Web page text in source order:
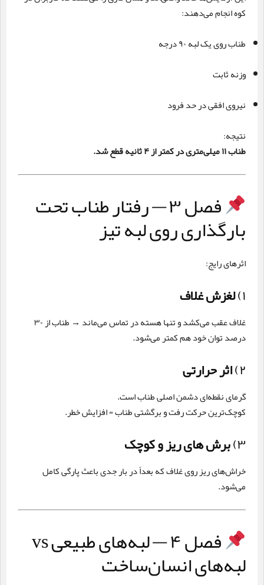
کوه انجام می‌دهند:
طناب روی یک لبه ۹۰ درجه
وزنه ثابت
نیروی افقی در حد فرود
نتیجه:
طناب ۱۱ میلی‌متری در کمتر از ۴ ثانیه قطع شد.
فصل ۳ — رفتار طناب تحت
بارگذاری روی لبه تیز
اثرهای رایج:
۱) لغزش غلاف
غلاف عقب می‌کشد و تنها هسته در تماس می‌ماند → طناب از ۳۰
درصد توان خود هم کمتر می‌شود.
۲) اثر حرارتی
گرمای نقطه‌ای دشمن اصلی طناب است.
کوچک‌ترین حرکت رفت و برگشتی طناب = افزایش خطر.
۳) برش های ریز و کوچک
خراش‌های ریز روی غلاف که بعداً در بار جدی باعث پارگی کامل
می‌شود.
فصل ۴ — لبه‌های طبیعی vs
لبه‌های انسان‌ساخت